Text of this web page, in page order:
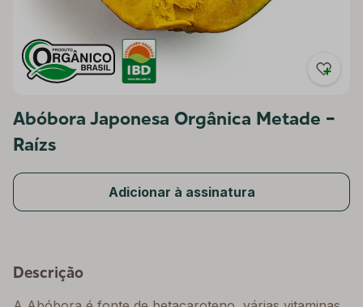
Abóbora Japonesa Orgânica Metade -
Raízs
Adicionar à assinatura
Descrição